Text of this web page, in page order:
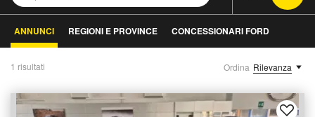
ANNUNCI REGIONI E PROVINCE CONCESSIONARI FORD
1 risultati Ordina Rilevanza